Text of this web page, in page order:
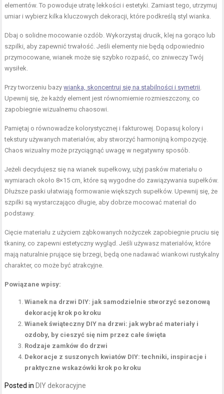
elementów. To powoduje utratę lekkości i estetyki. Zamiast tego, utrzymuj
umiar i wybierz kilka kluczowych dekoracji, które podkreślą styl wianka.
Dbaj o solidne mocowanie ozdób. Wykorzystaj drucik, klej na gorąco lub
szpilki, aby zapewnić trwałość. Jeśli elementy nie będą odpowiednio
przymocowane, wianek może się szybko rozpaść, co zniweczy Twój
wysiłek.
Przy tworzeniu bazywianka, skoncentruj się na stabilności i symetrii
Upewnij się, że każdy element jest równomiernie rozmieszczony, co
zapobiegnie wizualnemu chaosowi.
Pamiętaj o równowadze kolorystycznej i fakturowej. Dopasuj kolory i
tekstury używanych materiałów, aby stworzyć harmonijną kompozycję.
Chaos wizualny może przyciągnąć uwagę w negatywny sposób.
Jeżeli decydujesz się na wianek supełkowy, użyj pasków materiału o
wymiarach około 8×15 cm, które są wygodne do zawiązywania supełków.
Dłuższe paski ułatwiają formowanie większych supełków. Upewnij się, że
szpilki są wystarczająco długie, aby dobrze mocować materiał do
podstawy.
Cięcie materiału z użyciem ząbkowanych nożyczek zapobiegnie pruciu się
tkaniny, co zapewni estetyczny wygląd. Jeśli używasz materiałów, które
mają naturalnie prujące się brzegi, będą one nadawać wiankowi rustykalny
charakter, co może być atrakcyjne.
Powiązane wpisy:
Wianek na drzwi DIY: jak samodzielnie stworzyć sezonową
dekorację krok po kroku
Wianek świąteczny DIY na drzwi: jak wybrać materiały i
ozdoby, by cieszyć się nim przez całe święta
Rodzaje zamków do drzwi
Dekoracje z suszonych kwiatów DIY: techniki, inspiracje i
praktyczne wskazówki krok po kroku
Posted in DIY dekoracyjne